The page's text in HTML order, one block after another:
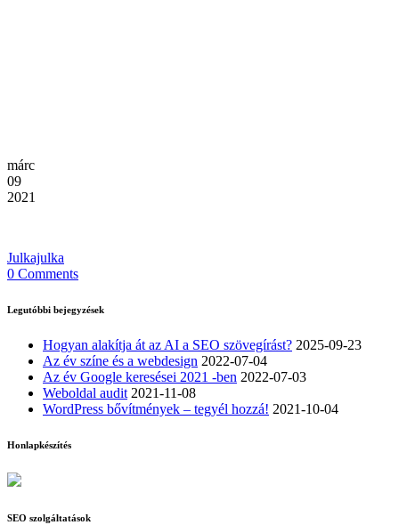
márc
09
2021
Julkajulka
0 Comments
Legutóbbi bejegyzések
Hogyan alakítja át az AI a SEO szövegírást? 2025-09-23
Az év színe és a webdesign 2022-07-04
Az év Google keresései 2021 -ben 2022-07-03
Weboldal audit 2021-11-08
WordPress bővítmények – tegyél hozzá! 2021-10-04
Honlapkészítés
SEO szolgáltatások